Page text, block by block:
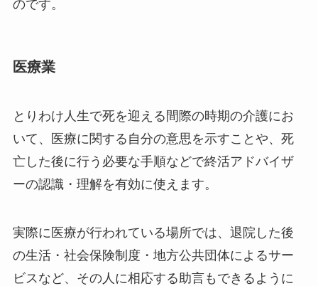
のです。
医療業
とりわけ人生で死を迎える間際の時期の介護にお
いて、医療に関する自分の意思を示すことや、死
亡した後に行う必要な手順などで終活アドバイザ
ーの認識・理解を有効に使えます。
実際に医療が行われている場所では、退院した後
の生活・社会保険制度・地方公共団体によるサー
ビスなど、その人に相応する助言もできるように